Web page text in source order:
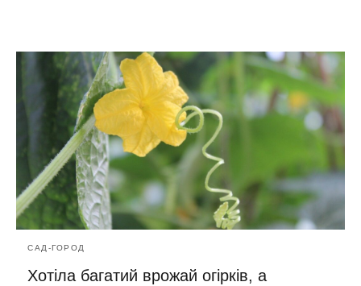
САД-ГОРОД
Хотіла багатий врожай огірків, а